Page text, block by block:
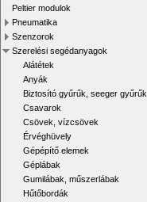
Peltier modulok
Pneumatika
Szenzorok
Szerelési segédanyagok
Alátétek
Anyák
Biztosító gyűrűk, seeger gyűrűk
Csavarok
Csövek, vízcsövek
Érvéghüvely
Gépépítő elemek
Géplábak
Gumilábak, műszerlábak
Hűtőbordák